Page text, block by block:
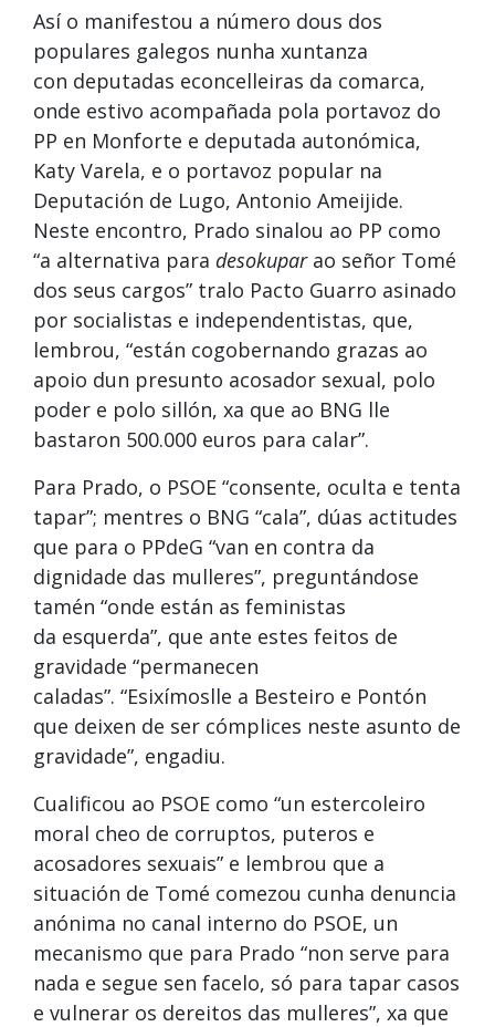
Así o manifestou a número dous dos
populares galegos nunha xuntanza
con deputadas econcelleiras da comarca,
onde estivo acompañada pola portavoz do
PP en Monforte e deputada autonómica,
Katy Varela, e o portavoz popular na
Deputación de Lugo, Antonio Ameijide.
Neste encontro, Prado sinalou ao PP como
“a alternativa para desokuparao señor Tomé
dos seus cargos” tralo Pacto Guarro asinado
por socialistas e independentistas, que,
lembrou, “están cogobernando grazas ao
apoio dun presunto acosador sexual, polo
poder e polo sillón, xa que ao BNG lle
bastaron 500.000 euros para calar”.
Para Prado, o PSOE “consente, oculta e tenta
tapar”; mentres o BNG “cala”, dúas actitudes
que para o PPdeG “van en contra da
dignidade das mulleres”, preguntándose
tamén “onde están as feministas
da esquerda”, que ante estes feitos de
gravidade “permanecen
caladas”. “Esixímoslle a Besteiro e Pontón
que deixen de ser cómplices neste asunto de
gravidade”, engadiu.
Cualificou ao PSOE como “un estercoleiro
moral cheo de corruptos, puteros e
acosadores sexuais” e lembrou que a
situación de Tomé comezou cunha denuncia
anónima no canal interno do PSOE, un
mecanismo que para Prado “non serve para
nada e segue sen facelo, só para tapar casos
e vulnerar os dereitos das mulleres”, xa que